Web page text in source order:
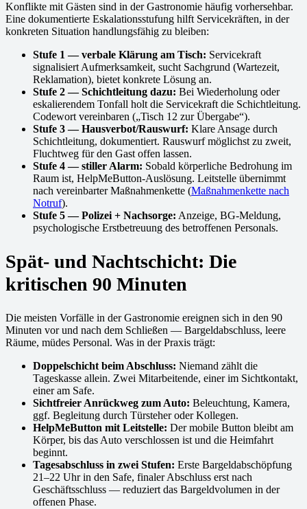
Konflikte mit Gästen sind in der Gastronomie häufig vorhersehbar.
Eine dokumentierte Eskalationsstufung hilft Servicekräften, in der
konkreten Situation handlungsfähig zu bleiben:
Stufe 1 — verbale Klärung am Tisch: Servicekraft
signalisiert Aufmerksamkeit, sucht Sachgrund (Wartezeit,
Reklamation), bietet konkrete Lösung an.
Stufe 2 — Schichtleitung dazu: Bei Wiederholung oder
eskalierendem Tonfall holt die Servicekraft die Schichtleitung.
Codewort vereinbaren („Tisch 12 zur Übergabe“).
Stufe 3 — Hausverbot/Rauswurf: Klare Ansage durch
Schichtleitung, dokumentiert. Rauswurf möglichst zu zweit,
Fluchtweg für den Gast offen lassen.
Stufe 4 — stiller Alarm: Sobald körperliche Bedrohung im
Raum ist, HelpMeButton-Auslösung. Leitstelle übernimmt
nach vereinbarter Maßnahmenkette (Maßnahmenkette nach
Notruf).
Stufe 5 — Polizei + Nachsorge: Anzeige, BG-Meldung,
psychologische Erstbetreuung des betroffenen Personals.
Spät- und Nachtschicht: Die
kritischen 90 Minuten
Die meisten Vorfälle in der Gastronomie ereignen sich in den 90
Minuten vor und nach dem Schließen — Bargeldabschluss, leere
Räume, müdes Personal. Was in der Praxis trägt:
Doppelschicht beim Abschluss: Niemand zählt die
Tageskasse allein. Zwei Mitarbeitende, einer im Sichtkontakt,
einer am Safe.
Sichtfreier Anrückweg zum Auto: Beleuchtung, Kamera,
ggf. Begleitung durch Türsteher oder Kollegen.
HelpMeButton mit Leitstelle: Der mobile Button bleibt am
Körper, bis das Auto verschlossen ist und die Heimfahrt
beginnt.
Tagesabschluss in zwei Stufen: Erste Bargeldabschöpfung
21–22 Uhr in den Safe, finaler Abschluss erst nach
Geschäftsschluss — reduziert das Bargeldvolumen in der
offenen Phase.